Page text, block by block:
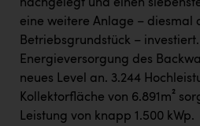
nachgelegt und einen
eine weitere Anlage – diesmal
Betriebsgrundstück –
Energieversorgung des
neues Level an. 3.244
Kollektorfläche von 6.891m²
Leistung von knapp 1.500 kWp.